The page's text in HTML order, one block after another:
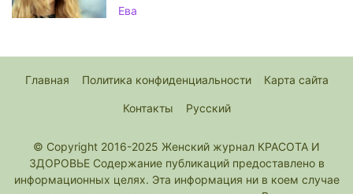
Ева
Главная Политика конфиденциальности Карта сайта
Контакты Русский
© Copyright 2016-2025 Женский журнал КРАСОТА И
ЗДОРОВЬЕ Содержание публикаций предоставлено в
информационных целях. Эта информация ни в коем случае